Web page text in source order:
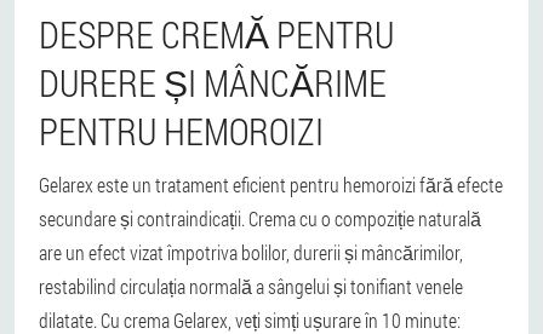
DESPRE CREMĂ PENTRU
DURERE ȘI MÂNCĂRIME
PENTRU HEMOROIZI
Gelarex este un tratament eficient pentru hemoroizi fără efecte
secundare și contraindicații. Crema cu o compoziție naturală
are un efect vizat împotriva bolilor, durerii și mâncărimilor,
restabilind circulația normală a sângelui și tonifiant venele
dilatate. Cu crema Gelarex, veți simți ușurare în 10 minute: